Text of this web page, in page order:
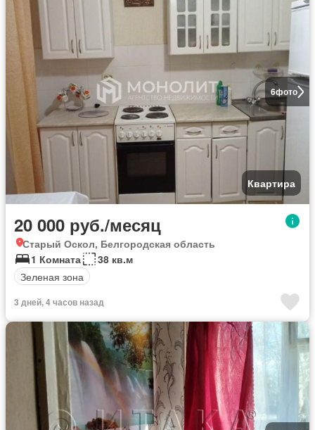
6фото
Квартира
20 000 руб./месяц
Старый Оскол, Белгородская область
1 Комната
38 кв.м
Зеленая зона
3 дней, 4 часов назад